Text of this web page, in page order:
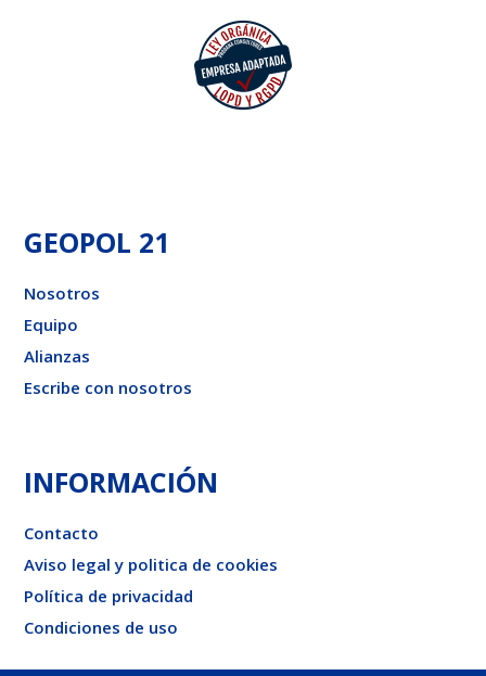
GEOPOL 21
Nosotros
Equipo
Alianzas
Escribe con nosotros
INFORMACIÓN
Contacto
Aviso legal y politica de cookies
Política de privacidad
Condiciones de uso